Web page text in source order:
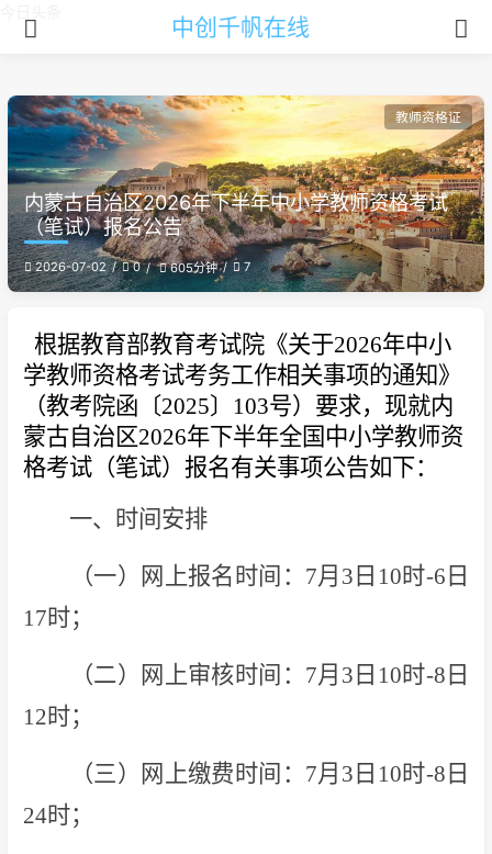
中创千帆在线
教师资格证
内蒙古自治区2026年下半年中小学教师资格考试
（笔试）报名公告
2026-07-02 0 605分钟 7
根据教育部教育考试院《关于2026年中小
学教师资格考试考务工作相关事项的通知》
（教考院函〔2025〕103号）要求，现就内
蒙古自治区2026年下半年全国中小学教师资
格考试（笔试）报名有关事项公告如下：
一、时间安排
（一）网上报名时间：7月3日10时-6日
17时；
（二）网上审核时间：7月3日10时-8日
12时；
（三）网上缴费时间：7月3日10时-8日
24时；